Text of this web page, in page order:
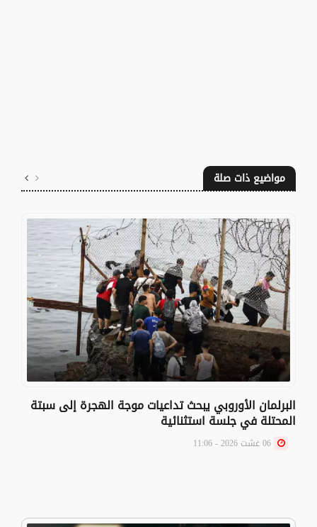
مواضيع ذات صلة
البرلمان الأوروبي يبحث تداعيات موجة الهجرة إلى سبتة
المحتلة في جلسة استثنائية